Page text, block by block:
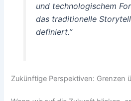
und technologischem
das traditionelle
definiert.”
Zukünftige Perspektiven: Grenzen